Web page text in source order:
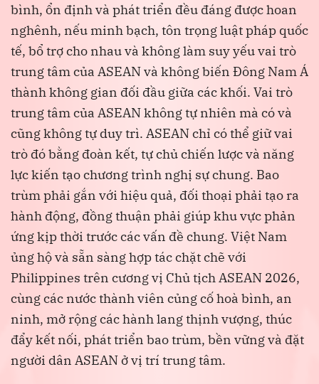
bình, ổn định và phát triển đều đáng được hoan
nghênh, nếu minh bạch, tôn trọng luật pháp quốc
tế, bổ trợ cho nhau và không làm suy yếu vai trò
trung tâm của ASEAN và không biến Đông Nam Á
thành không gian đối đầu giữa các khối. Vai trò
trung tâm của ASEAN không tự nhiên mà có và
cũng không tự duy trì. ASEAN chỉ có thể giữ vai
trò đó bằng đoàn kết, tự chủ chiến lược và năng
lực kiến tạo chương trình nghị sự chung. Bao
trùm phải gắn với hiệu quả, đối thoại phải tạo ra
hành động, đồng thuận phải giúp khu vực phản
ứng kịp thời trước các vấn đề chung. Việt Nam
ủng hộ và sẵn sàng hợp tác chặt chẽ với
Philippines trên cương vị Chủ tịch ASEAN 2026,
cùng các nước thành viên củng cố hoà bình, an
ninh, mở rộng các hành lang thịnh vượng, thúc
đẩy kết nối, phát triển bao trùm, bền vững và đặt
người dân ASEAN ở vị trí trung tâm.